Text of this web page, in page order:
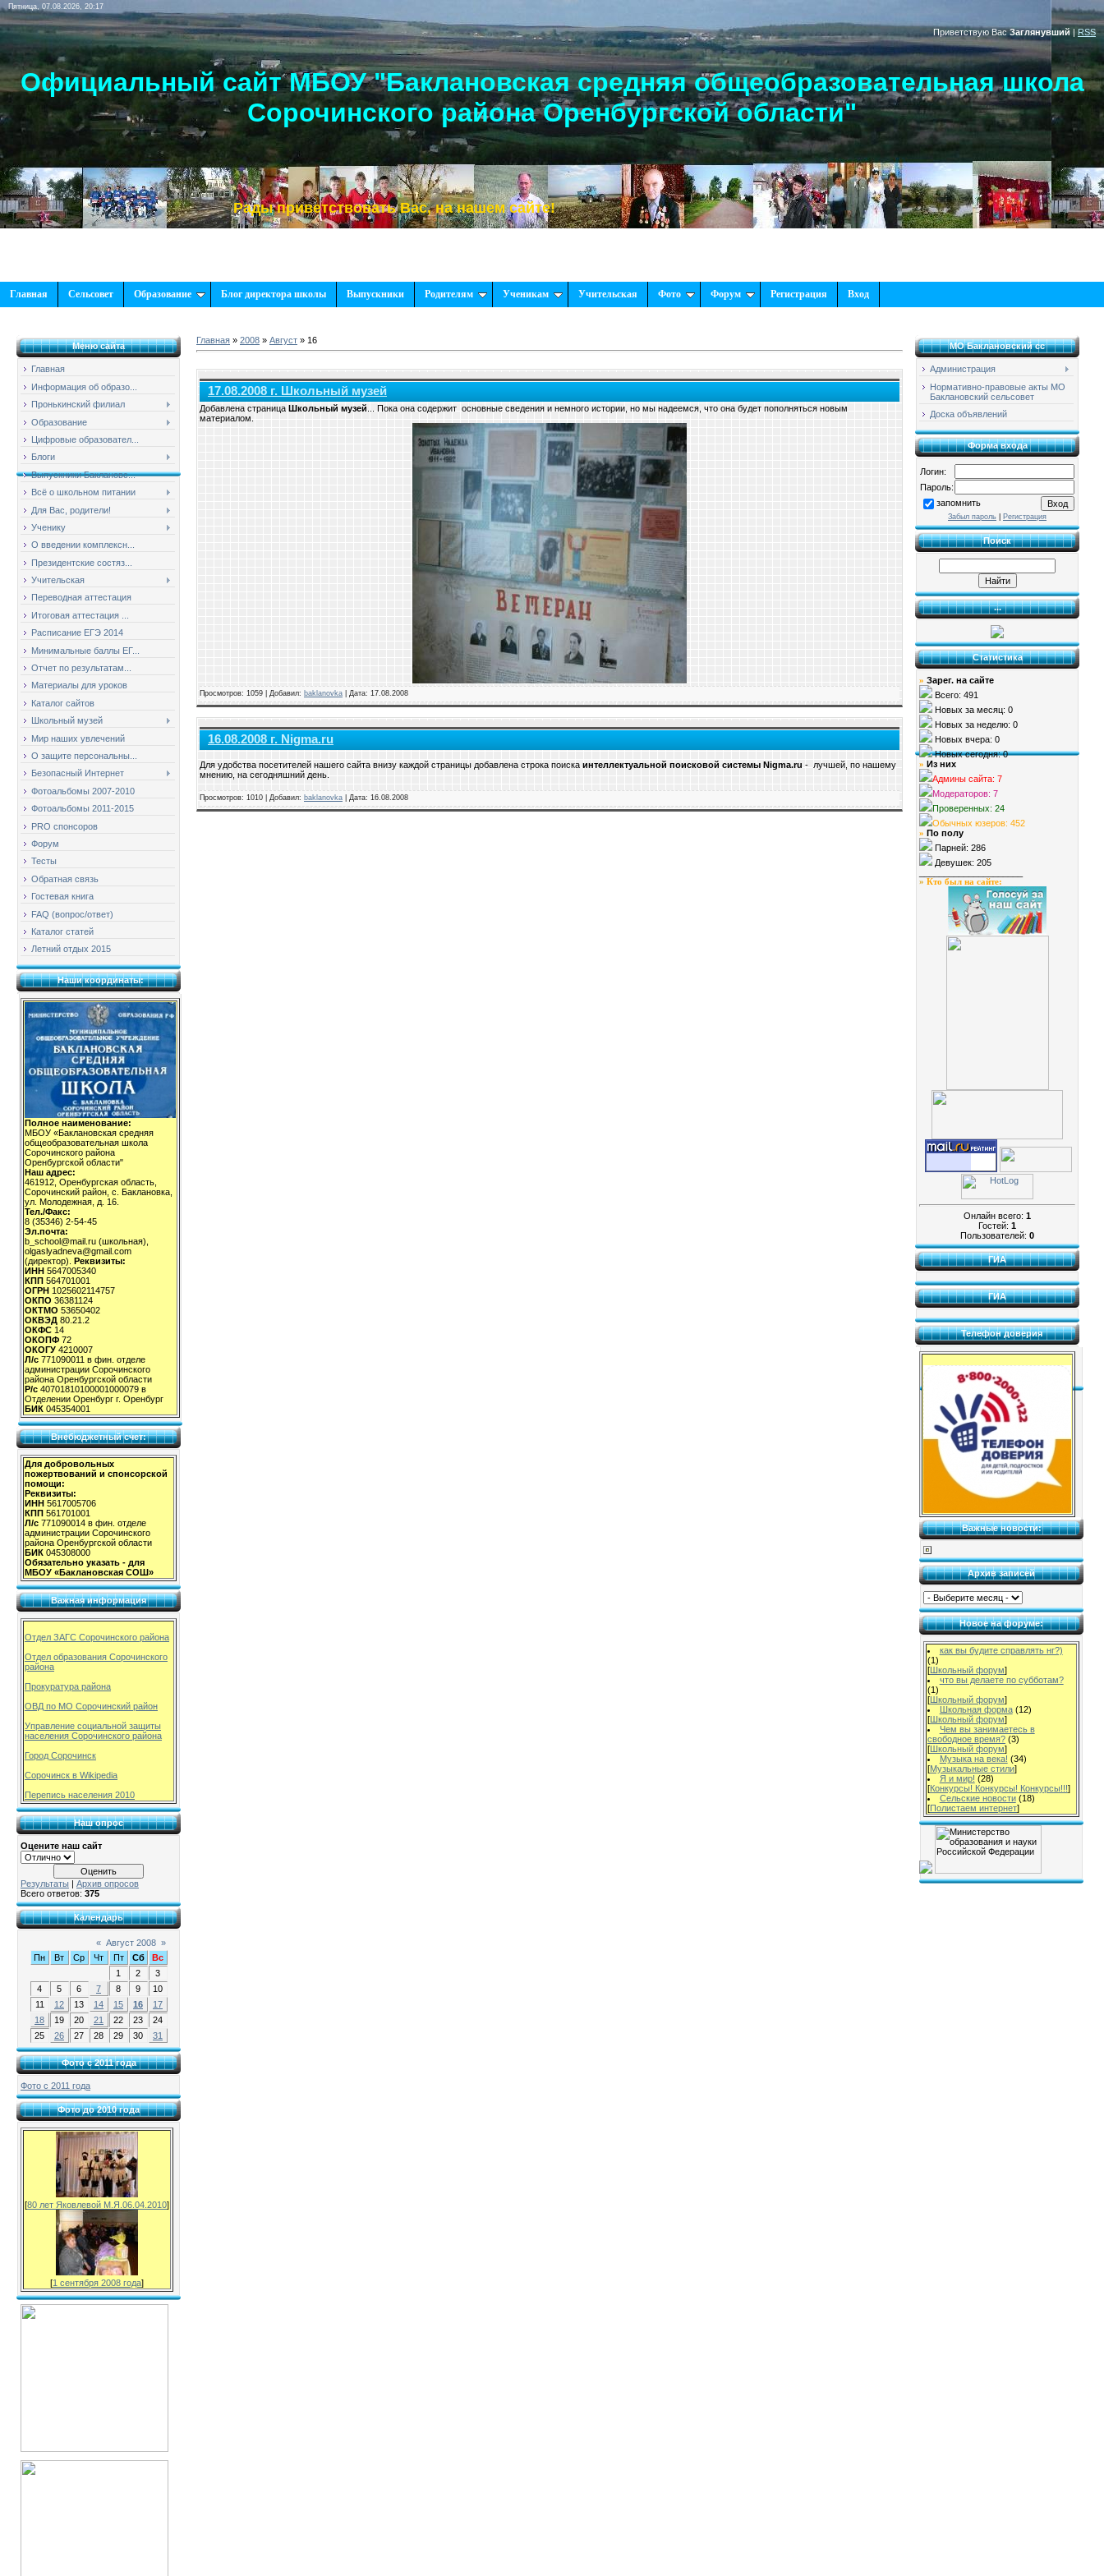
Пятница, 07.08.2026, 20:17
Приветствую Вас Заглянувший | RSS
Официальный сайт МБОУ "Баклановская средняя общеобразовательная школа
Сорочинского района Оренбургской области"
Рады приветствовать Вас, на нашем сайте!
Главная Сельсовет Образование Блог директора школы Выпускники Родителям Ученикам Учительская Фото Форум Регистрация Вход
Меню сайта
Главная
Информация об образо...
Пронькинский филиал
Образование
Цифровые образовател...
Блоги
Выпускники Баклановс...
Всё о школьном питании
Для Вас, родители!
Ученику
О введении комплексн...
Президентские состяз...
Учительская
Переводная аттестация
Итоговая аттестация ...
Расписание ЕГЭ 2014
Минимальные баллы ЕГ...
Отчет по результатам...
Материалы для уроков
Каталог сайтов
Школьный музей
Мир наших увлечений
О защите персональны...
Безопасный Интернет
Фотоальбомы 2007-2010
Фотоальбомы 2011-2015
PRO спонсоров
Форум
Тесты
Обратная связь
Гостевая книга
FAQ (вопрос/ответ)
Каталог статей
Летний отдых 2015
Наши координаты:
Полное наименование:
МБОУ «Баклановская средняя
общеобразовательная школа
Сорочинского района
Оренбургской области"
Наш адрес:
461912, Оренбургская область,
Сорочинский район, с. Баклановка,
ул. Молодежная, д. 16.
Тел./Факс:
8 (35346) 2-54-45
Эл.почта:
b_school@mail.ru (школьная),
olgaslyadneva@gmail.com
(директор). Реквизиты:
ИНН 5647005340
КПП 564701001
ОГРН 1025602114757
ОКПО 36381124
ОКТМО 53650402
ОКВЭД 80.21.2
ОКФС 14
ОКОПФ 72
ОКОГУ 4210007
Л/с 771090011 в фин. отделе
администрации Сорочинского
района Оренбургской области
Р/с 40701810100001000079 в
Отделении Оренбург г. Оренбург
БИК 045354001
Внебюджетный счет:
Для добровольных
пожертвований и спонсорской
помощи:
Реквизиты:
ИНН 5617005706
КПП 561701001
Л/с 771090014 в фин. отделе
администрации Сорочинского
района Оренбургской области
БИК 045308000
Обязательно указать - для
МБОУ «Баклановская СОШ»
Важная информация
Отдел ЗАГС Сорочинского района
Отдел образования Сорочинского
района
Прокуратура района
ОВД по МО Сорочинский район
Управление социальной защиты
населения Сорочинского района
Город Сорочинск
Сорочинск в Wikipedia
Перепись населения 2010
Наш опрос
Оцените наш сайт
Результаты
Архив опросов
Всего ответов: 375
Календарь
« Август 2008 »
Пн
Вт Ср Чт Пт Сб
Вс
1
2
3
4
5 6 7 8 9
10
11
12 13 14 15 16
17
18
19 20 21 22 23
24
25
26 27 28 29 30 31
Фото с 2011 года
Фото с 2011 года
Фото до 2010 года
[80 лет Яковлевой М.Я.06.04.2010]
[1 сентября 2008 года]
Главная » 2008 » Август » 16
17.08.2008 г. Школьный музей
Добавлена страница Школьный музей ... Пока она содержит основные сведения и немного истории, но мы надеемся, что она будет пополняться новым
материалом.
Просмотров: 1059 | Добавил: baklanovka | Дата: 17.08.2008
16.08.2008 г. Nigma.ru
Для удобства посетителей нашего сайта внизу каждой страницы добавлена строка поиска интеллектуальной поисковой системы Nigma.ru - лучшей, по нашему
мнению, на сегодняшний день.
Просмотров: 1010 | Добавил: baklanovka | Дата: 16.08.2008
МО Баклановский сс
Администрация
Нормативно-правовые акты МО
Баклановский сельсовет
Доска объявлений
Форма входа
Логин:
Пароль:
запомнить
Забыл пароль Регистрация
Поиск
...
Статистика
» Зарег. на сайте
Всего: 491
Новых за месяц: 0
Новых за неделю: 0
Новых вчера: 0
Новых сегодня: 0
» Из них
Админы сайта: 7
Модераторов: 7
Проверенных: 24
Обычных юзеров: 452
» По полу
Парней: 286
Девушек: 205
» Кто был на сайте:
Онлайн всего: 1
Гостей: 1
Пользователей: 0
ГИА
ГИА
Телефон доверия
Важные новости:
Архив записей
Новое на форуме:
как вы будите справлять нг?)
(1)
[Школьный форум]
что вы делаете по субботам?
(1)
[Школьный форум]
Школьная форма (12)
[Школьный форум]
Чем вы занимаетесь в
свободное время? (3)
[Школьный форум]
Музыка на века! (34)
[Музыкальные стили]
Я и мир! (28)
[Конкурсы! Конкурсы! Конкурсы!!!]
Сельские новости (18)
[Полистаем интернет]